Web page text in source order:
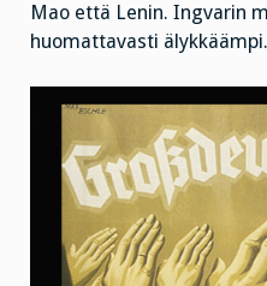
Mao että Lenin. Ingvarin
huomattavasti